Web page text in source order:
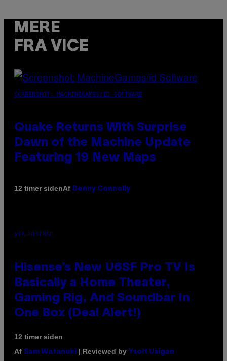
MERE
FRA VICE
SCREENSHOT: MACHINEGAMES/ID SOFTWARE
Quake Returns With Surprise
Dawn of the Machine Update
Featuring 19 New Maps
12 timer sidenAf Denny Connolly
VIA HISENSE
Hisense’s New U6SF Pro TV Is
Basically a Home Theater,
Gaming Rig, And Soundbar In
One Box (Deal Alert!)
12 timer siden
Af Sam Watanuki | Reviewed by Ysolt Usigan